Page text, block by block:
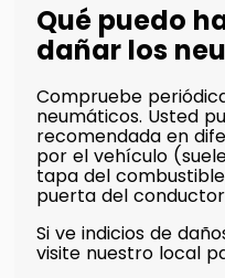
Qué puedo
dañar los
Compruebe
neumáticos. Usted
recomendada en
por el vehículo
tapa del
puerta del
Si ve indicios de
visite nuestro local